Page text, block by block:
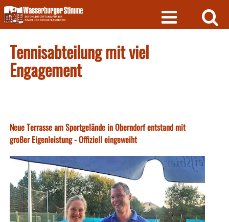
Skip
to
content
Tennisabteilung mit viel
Engagement
Neue Terrasse am Sportgelände in Oberndorf entstand mit
großer Eigenleistung - Offiziell eingeweiht